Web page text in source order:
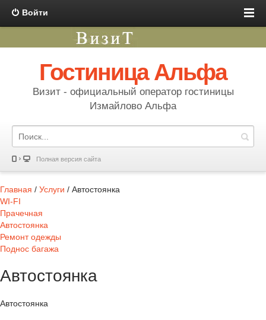
Войти
Гостиница Альфа
Визит - официальный оператор гостиницы
Измайлово Альфа
Полная версия сайта
Главная / Услуги / Автостоянка
WI-FI
Прачечная
Автостоянка
Ремонт одежды
Поднос багажа
Автостоянка
Автостоянка